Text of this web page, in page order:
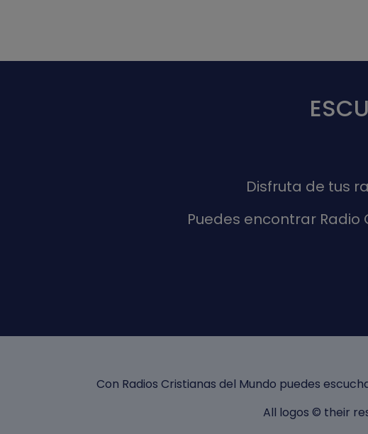
Disfruta de tus
Puedes encontrar Radio
Con Radios Cristianas del Mundo puedes
All logos © their